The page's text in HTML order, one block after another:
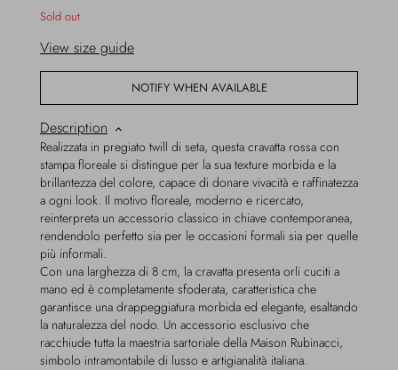
Sold out
View size guide
NOTIFY WHEN AVAILABLE
Description
Realizzata in pregiato twill di seta, questa cravatta rossa con
stampa floreale si distingue per la sua texture morbida e la
brillantezza del colore, capace di donare vivacità e raffinatezza
a ogni look. Il motivo floreale, moderno e ricercato,
reinterpreta un accessorio classico in chiave contemporanea,
rendendolo perfetto sia per le occasioni formali sia per quelle
più informali.
Con una larghezza di 8 cm, la cravatta presenta orli cuciti a
mano ed è completamente sfoderata, caratteristica che
garantisce una drappeggiatura morbida ed elegante, esaltando
la naturalezza del nodo. Un accessorio esclusivo che
racchiude tutta la maestria sartoriale della Maison Rubinacci,
simbolo intramontabile di lusso e artigianalità italiana.